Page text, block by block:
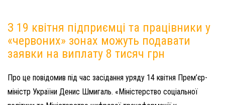
З 19 квітня підприємці та працівники у
«червоних» зонах можуть подавати
заявки на виплату 8 тисяч грн
Про це повідомив під час засідання уряду 14 квітня Прем’єр-
міністр України Денис Шмигаль. «Міністерство соціальної